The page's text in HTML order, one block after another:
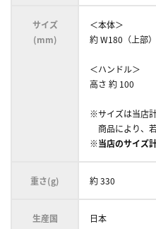
サイズ
(mm)
＜本体＞
約 W180（上部
＜ハンドル＞
高さ 約 100
※サイズは当店
商品により、
※当店のサイズ
重さ(g) 約 330
生産国 日本